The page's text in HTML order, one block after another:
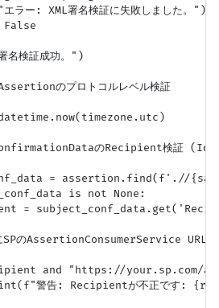
ー: XML署名検証に失敗しました。")
False
検証成功。")
のプロトコルレベル検証
のRecipient検証 (IdP
= assertion.find(f'.//
is not None:
=
のAssertionConsumerService URLを
and "https://your.sp.com/
警告: Recipientが不正です: